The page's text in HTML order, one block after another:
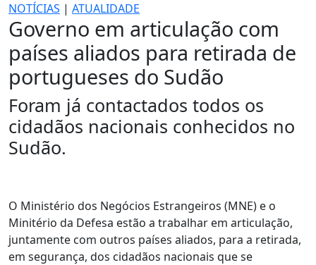
NOTÍCIAS | ATUALIDADE
Governo em articulação com
países aliados para retirada de
portugueses do Sudão
Foram já contactados todos os
cidadãos nacionais conhecidos no
Sudão.
O Ministério dos Negócios Estrangeiros (MNE) e o
Minitério da Defesa estão a trabalhar em articulação,
juntamente com outros países aliados, para a retirada,
em segurança, dos cidadãos nacionais que se